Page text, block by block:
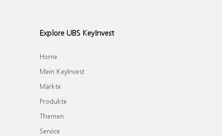
Explore UBS KeyInvest
Home
Mein KeyInvest
Märkte
Produkte
Themen
Service